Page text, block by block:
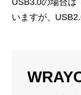
USB3.0の場合は
いますが、